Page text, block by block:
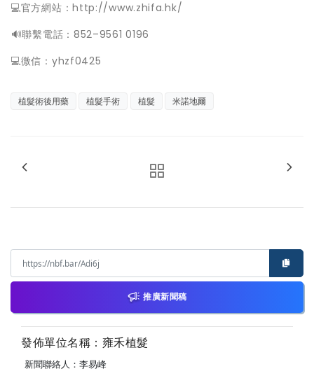
💻官方網站：http://www.zhifa.hk/
️🔊聯繫電話：852–9561 0196
💻微信：yhzf0425
植髮術後用藥 植髮手術 植髮 米諾地爾
推廣新聞稿
發佈單位名稱：雍禾植髮
新聞聯絡人：李易峰